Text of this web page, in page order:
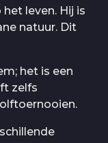
leven. Hij is
natuur. Dit
het is een
zelfs